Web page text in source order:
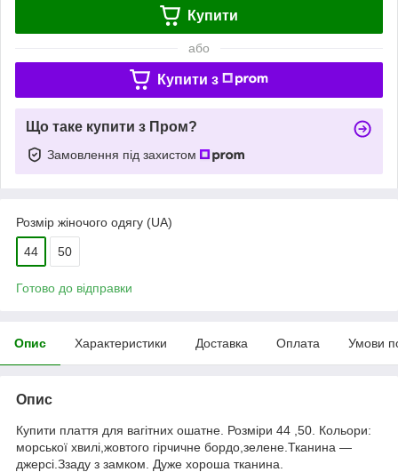
Купити
або
Купити з
Що таке купити з Пром?
Замовлення під захистом
Розмір жіночого одягу (UA)
44 50
Готово до відправки
Опис Характеристики Доставка Оплата Умови
Опис
Купити плаття для вагітних ошатне. Розміри 44 ,50. Кольори:
морської хвилі,жовтого гірчичне бордо,зелене.Тканина ―
джерсі.Ззаду з замком. Дуже хороша тканина.